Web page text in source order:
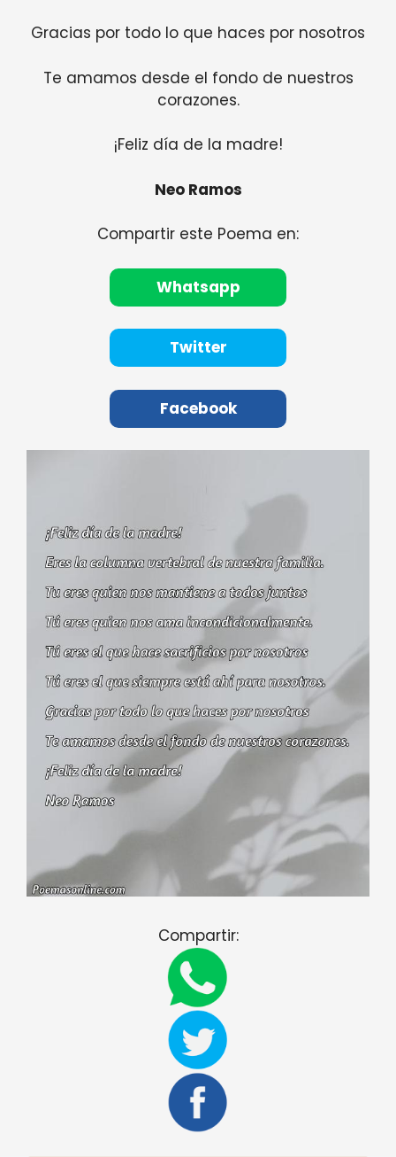
Gracias por todo lo que haces por nosotros
Te amamos desde el fondo de nuestros
corazones.
¡Feliz día de la madre!
Neo Ramos
Compartir este Poema en:
Whatsapp
Twitter
Facebook
Compartir: